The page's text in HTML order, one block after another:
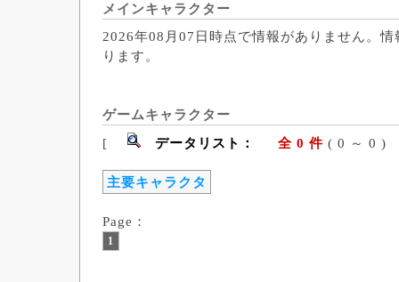
メインキャラクター
2026年08月07日時点で情報がありません。
ります。
ゲームキャラクター
[
データリスト： 全 0 件 ( 0
主要キャラクタ
Page：
1